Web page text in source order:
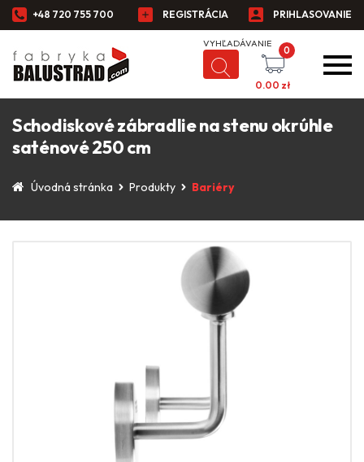
+48 720 755 700 REGISTRÁCIA PRIHLASOVANIE
0
0.00 zł
Schodiskové zábradlie na stenu okrúhle
saténové 250 cm
Úvodná stránka Produkty Bariéry